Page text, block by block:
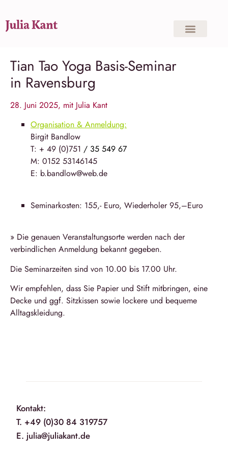
Tian Tao Yoga Basis-Seminar
in Ravensburg
28. Juni 2025, mit Julia Kant
Organisation & Anmeldung:
Birgit Bandlow
T: + 49 (0)751 / 35 549 67
M: 0152 53146145
E: b.bandlow@web.de
Seminarkosten: 155,- Euro, Wiederholer 95,–Euro
» Die genauen Veranstaltungsorte werden nach der
verbindlichen Anmeldung bekannt gegeben.
Die Seminarzeiten sind von 10.00 bis 17.00 Uhr.
Wir empfehlen, dass Sie Papier und Stift mitbringen, eine
Decke und ggf. Sitzkissen sowie lockere und bequeme
Alltagskleidung.
Kontakt:
T. +49 (0)30 84 319757
E. julia@juliakant.de